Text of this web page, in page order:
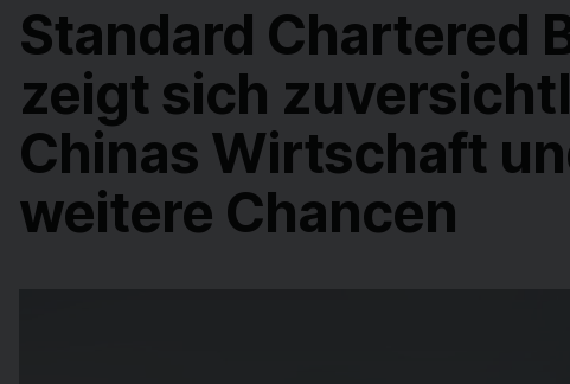
Standard Chartered
zeigt sich
Chinas Wirtschaft
weitere Chancen